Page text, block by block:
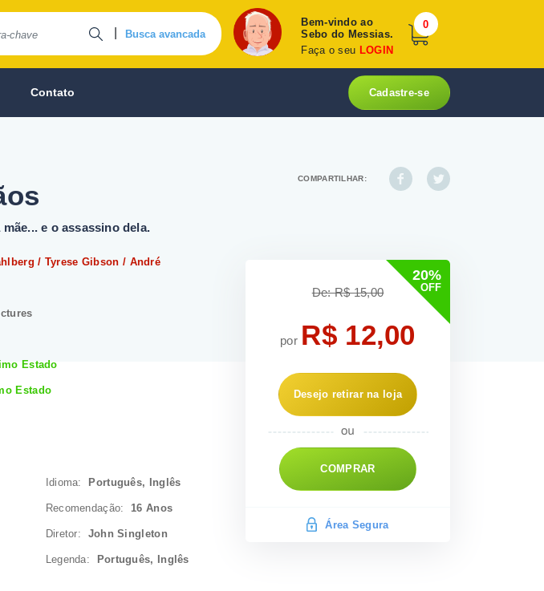
Busca avancada
Bem-vindo ao
Sebo do Messias.
Faça o seu LOGIN
0
Contato Cadastre-se
e o assassino dela.
/ Tyrese Gibson / André
Estado
Estado
Idioma: Português, Inglês
Recomendação:16 Anos
Diretor: John Singleton
Legenda: Português, Inglês
COMPARTILHAR:
20%
OFF
De: R$ 15,00
por R$ 12,00
Desejo retirar na loja
COMPRAR
Área Segura